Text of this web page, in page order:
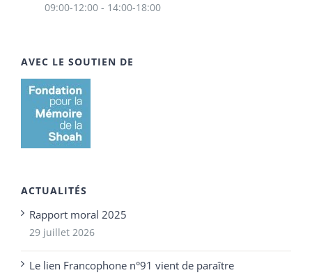
09:00-12:00 - 14:00-18:00
AVEC LE SOUTIEN DE
ACTUALITÉS
Rapport moral 2025
29 juillet 2026
Le lien Francophone n°91 vient de paraître